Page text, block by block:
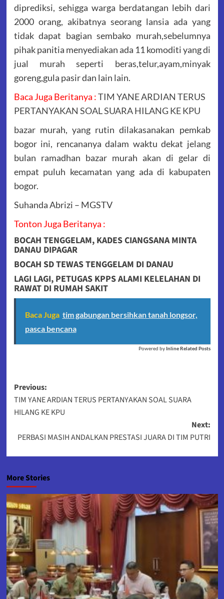
diprediksi, sehigga warga berdatangan lebih dari
2000 orang, akibatnya seorang lansia ada yang
tidak dapat bagian sembako murah,sebelumnya
pihak panitia menyediakan ada 11 komoditi yang di
jual murah seperti beras,telur,ayam,minyak
goreng,gula pasir dan lain lain.
Baca Juga Beritanya :TIM YANE ARDIAN TERUS
PERTANYAKAN SOAL SUARA HILANG KE KPU
bazar murah, yang rutin dilakasanakan pemkab
bogor ini, rencananya dalam waktu dekat jelang
bulan ramadhan bazar murah akan di gelar di
empat puluh kecamatan yang ada di kabupaten
bogor.
Suhanda Abrizi – MGSTV
Tonton Juga Beritanya :
BOCAH TENGGELAM, KADES CIANGSANA MINTA
DANAU DIPAGAR
BOCAH SD TEWAS TENGGELAM DI DANAU
LAGI LAGI, PETUGAS KPPS ALAMI KELELAHAN DI
RAWAT DI RUMAH SAKIT
Baca Juga tim gabungan bersihkan tanah longsor,
pasca bencana
Powered by Inline Related Posts
Post
navigation
Previous:
TIM YANE ARDIAN TERUS PERTANYAKAN SOAL SUARA
HILANG KE KPU
Next:
PERBASI MASIH ANDALKAN PRESTASI JUARA DI TIM PUTRI
More Stories